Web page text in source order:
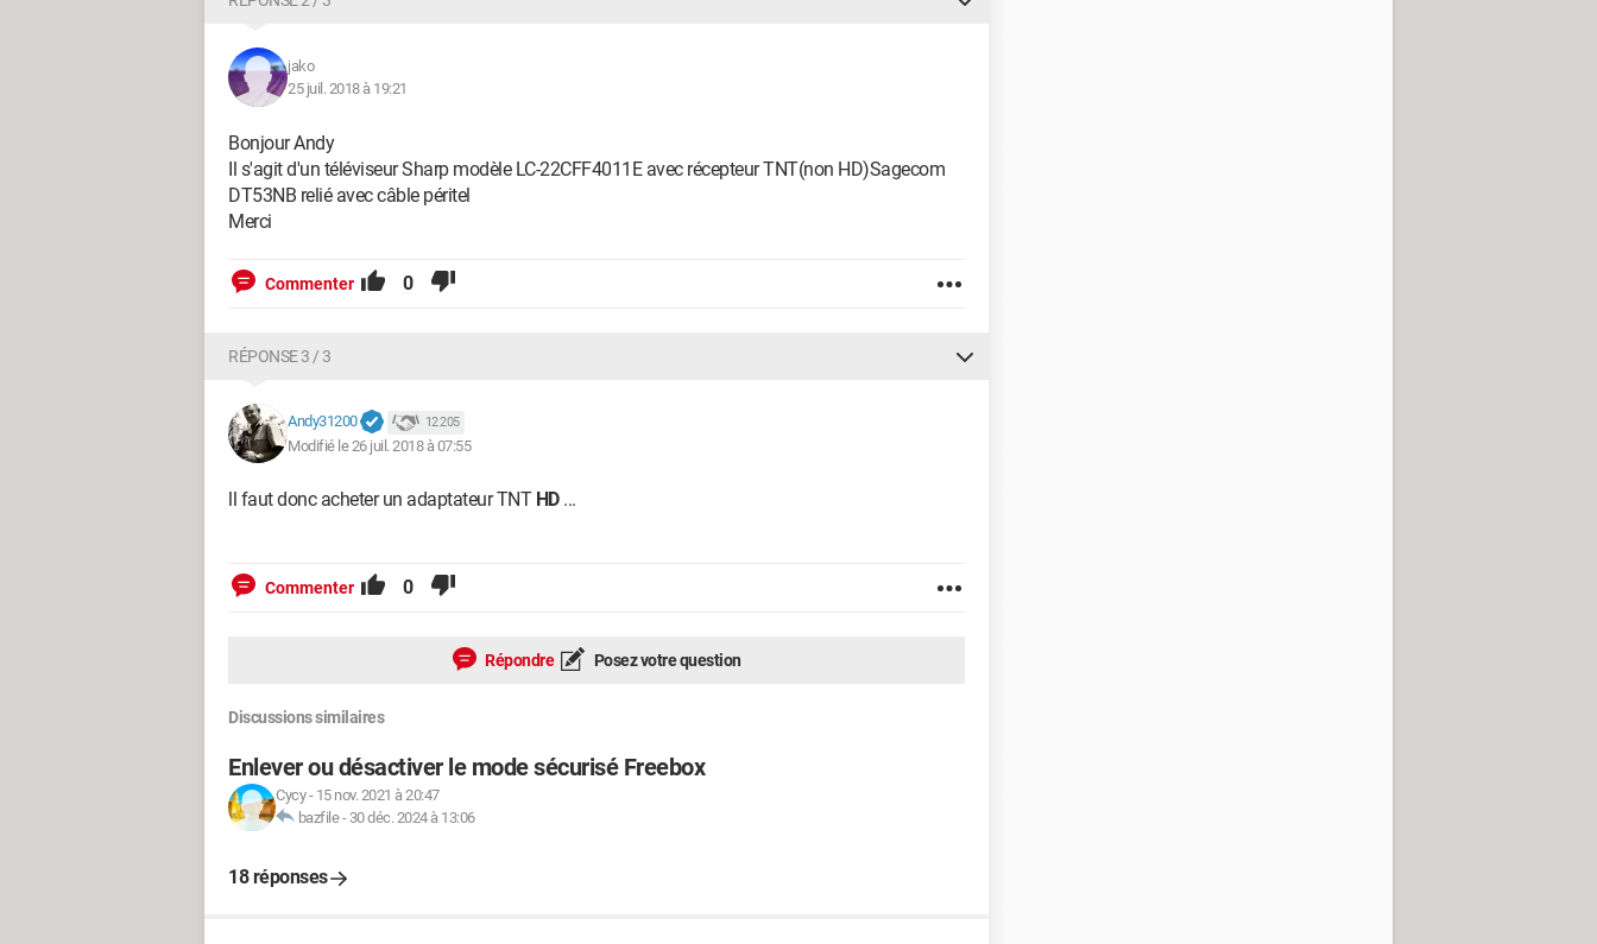
jako
25 juil. 2018 à 19:21
Bonjour Andy
Il s'agit d'un téléviseur Sharp modèle LC-22CFF4011E avec récepteur TNT(non HD)Sagecom
DT53NB relié avec câble péritel
Merci
Commenter 0
RÉPONSE 3 / 3
Andy31200 12 205
Modifié le 26 juil. 2018 à 07:55
ll faut donc acheter un adaptateur TNT HD...
Commenter 0
Répondre Posez votre question
Discussions similaires
Enlever ou désactiver le mode sécurisé Freebox
Cycy- 15 nov. 2021 à 20:47
bazfile- 30 déc. 2024 à 13:06
18 réponses